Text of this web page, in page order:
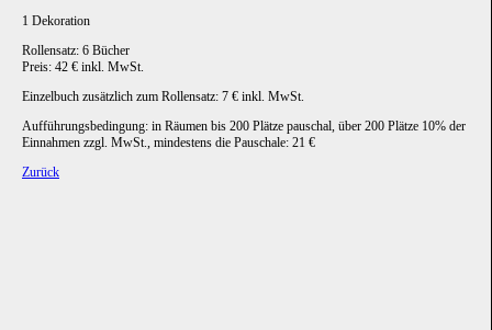
1 Dekoration
Rollensatz: 6 Bücher
Preis: 42 € inkl. MwSt.
Einzelbuch zusätzlich zum Rollensatz: 7 € inkl. MwSt.
Aufführungsbedingung: in Räumen bis 200 Plätze pauschal, über 200 Plätze 10% der
Einnahmen zzgl. MwSt., mindestens die Pauschale: 21 €
Zurück